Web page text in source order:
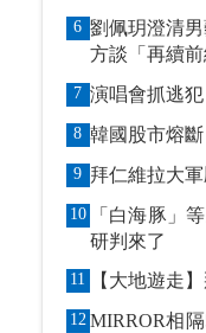
6 劉佩玥澄清男藝人
方談「再續前
7 演唱會抓逃
8 韓國股市熔
9
10
「白海豚」
研判來了
11 【大地遊走
12 MIRROR相隔5年現身